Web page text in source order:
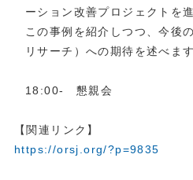
ーション改善プロジェクトを
この事例を紹介しつつ、今後
リサーチ）への期待を述べます
18:00- 懇親会
【関連リンク】
https://orsj.org/?p=9835